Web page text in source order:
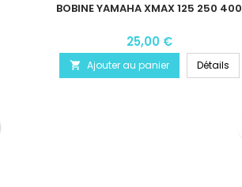
BOBINE YAMAHA XMAX 125 250 400
25,00 €
 Ajouter au panier Détails